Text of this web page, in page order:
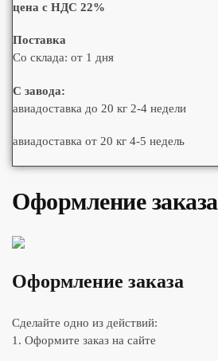
цена с НДС 22%
Поставка
Со склада: от 1 дня
С завода:
авиадоставка до 20 кг 2-4 недели
авиадоставка от 20 кг 4-5 недель
Оформление заказа
Оформление заказа
Сделайте одно из действий:
1. Оформите заказ на сайте